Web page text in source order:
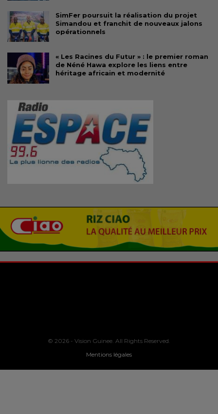
SimFer poursuit la réalisation du projet
Simandou et franchit de nouveaux jalons
opérationnels
« Les Racines du Futur » : le premier roman
de Néné Hawa explore les liens entre
héritage africain et modernité
© 2026 - Vision Guinee. All Rights Reserved.
Mentions légales